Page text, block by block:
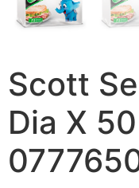
Scott
Dia X